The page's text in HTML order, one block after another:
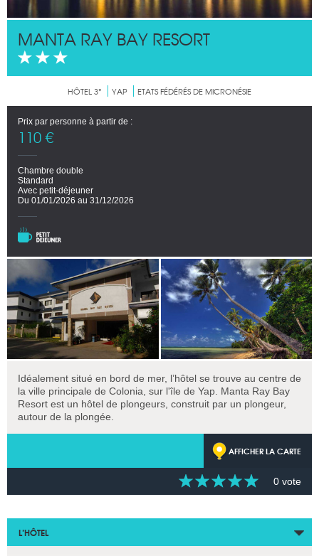
MANTA RAY BAY RESORT
HÔTEL 3* YAP ETATS FÉDÉRÉS DE MICRONÉSIE
Prix par personne à partir de :
110 €
Chambre double
Standard
Avec petit-déjeuner
Du 01/01/2026 au 31/12/2026
Idéalement situé en bord de mer, l’hôtel se trouve au centre de
la ville principale de Colonia, sur l'île de Yap. Manta Ray Bay
Resort est un hôtel de plongeurs, construit par un plongeur,
autour de la plongée.
AFFICHER LA CARTE
0 vote
L’HÔTEL